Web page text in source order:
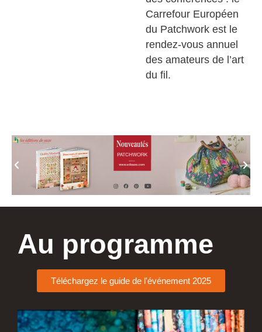
Carrefour Européen
du Patchwork est le
rendez-vous annuel
des amateurs de l’art
du fil.
Au programme
Téléchargez le guide de l'événement 2025